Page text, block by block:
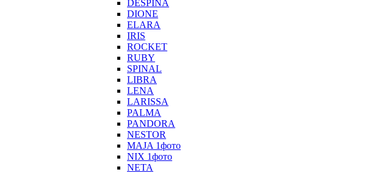
DESPINA
DIONE
ELARA
IRIS
ROCKET
RUBY
SPINAL
LIBRA
LENA
LARISSA
PALMA
PANDORA
NESTOR
MAJA 1фото
NIX 1фото
NETA